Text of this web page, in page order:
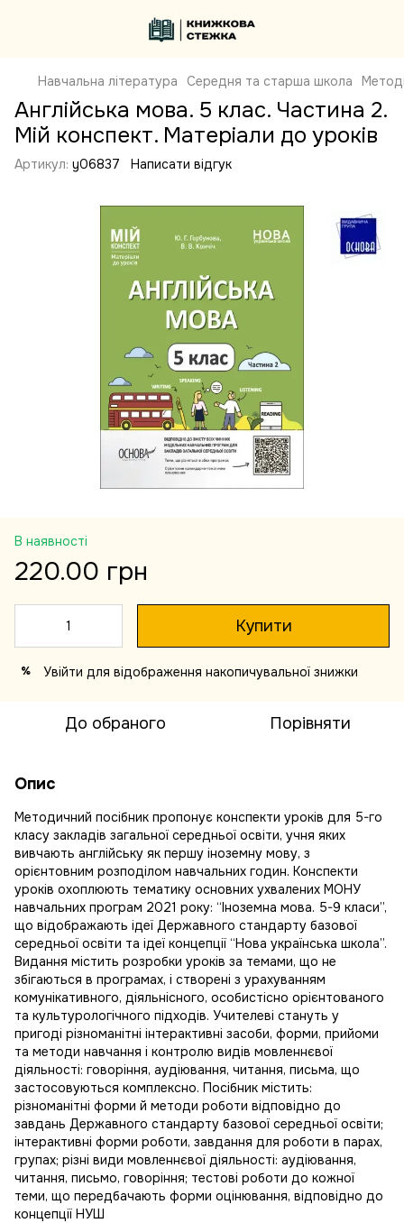
Навчальна література Середня та старша школа
Англійська мова. 5 клас. Частина 2.
Мій конспект. Матеріали до уроків
Артикул: y06837 Написати відгук
В наявності
220.00 грн
Купити
% Увійти для відображення накопичувальної знижки
До обраного Порівняти
Опис
Методичний посібник пропонує конспекти уроків для 5-го
класу закладів загальної середньої освіти, учня яких
вивчають англійську як першу іноземну мову, з
орієнтовним розподілом навчальних годин. Конспекти
уроків охоплюють тематику основних ухвалених МОНУ
навчальних програм 2021 року: “Іноземна мова. 5-9 класи”,
що відображають ідеї Державного стандарту базової
середньої освіти та ідеї концепції “Нова українська школа”.
Видання містить розробки уроків за темами, що не
збігаються в програмах, і створені з урахуванням
комунікативного, діяльнісного, особистісно орієнтованого
та культурологічного підходів. Учителеві стануть у
пригоді різноманітні інтерактивні засоби, форми, прийоми
та методи навчання і контролю видів мовленнєвої
діяльності: говоріння, аудіювання, читання, письма, що
застосовуються комплексно. Посібник містить:
різноманітні форми й методи роботи відповідно до
завдань Державного стандарту базової середньої освіти;
інтерактивні форми роботи, завдання для роботи в парах,
групах; різні види мовленнєвої діяльності: аудіювання,
читання, письмо, говоріння; тестові роботи до кожної
теми, що передбачають форми оцінювання, відповідно до
концепції НУШ